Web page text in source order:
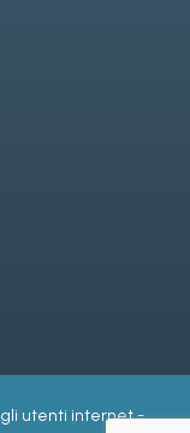
gli utenti internet-